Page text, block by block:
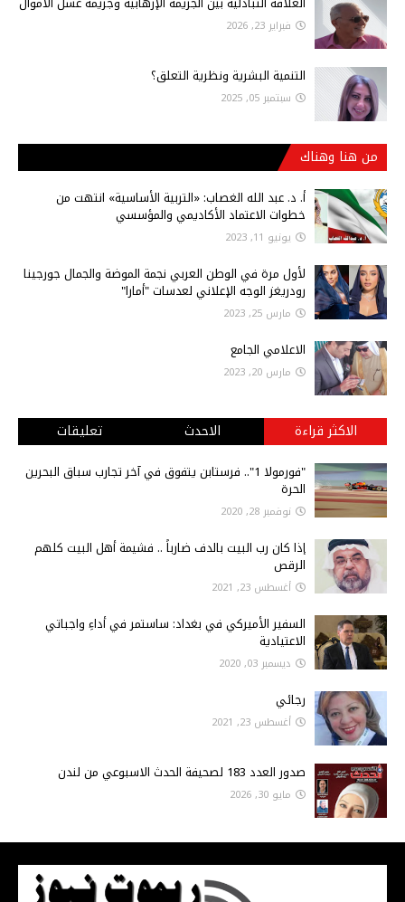
فبراير 23, 2026
التنمية البشرية ونظرية التعلق؟
سبتمبر 05, 2025
من هنا وهناك
أ‌. د. عبد الله الغصاب: «التربية الأساسية» انتهت من
خطوات الاعتماد الأكاديمي والمؤسسي
يونيو 11, 2023
لأول مرة في الوطن العربي نجمة الموضة والجمال جورجينا
رودريغز الوجه الإعلاني لعدسات "أمارا"
مارس 25, 2023
الاعلامي الجامع
مارس 20, 2023
الاكثر قراءة الاحدث تعليقات
"فورمولا 1".. فرستابن يتفوق في آخر تجارب سباق البحرين
الحرة
نوفمبر 28, 2020
إذا كان رب البيت بالدف ضارباً .. فشيمة أهل البيت كلهم
الرقص
أغسطس 23, 2021
السفير الأميركي في بغداد: ساستمر في أداءِ واجباتي
الاعتيادية
ديسمبر 03, 2020
رجائي
أغسطس 23, 2021
صدور العدد 183 لصحيفة الحدث الاسبوعي من لندن
مايو 30, 2026